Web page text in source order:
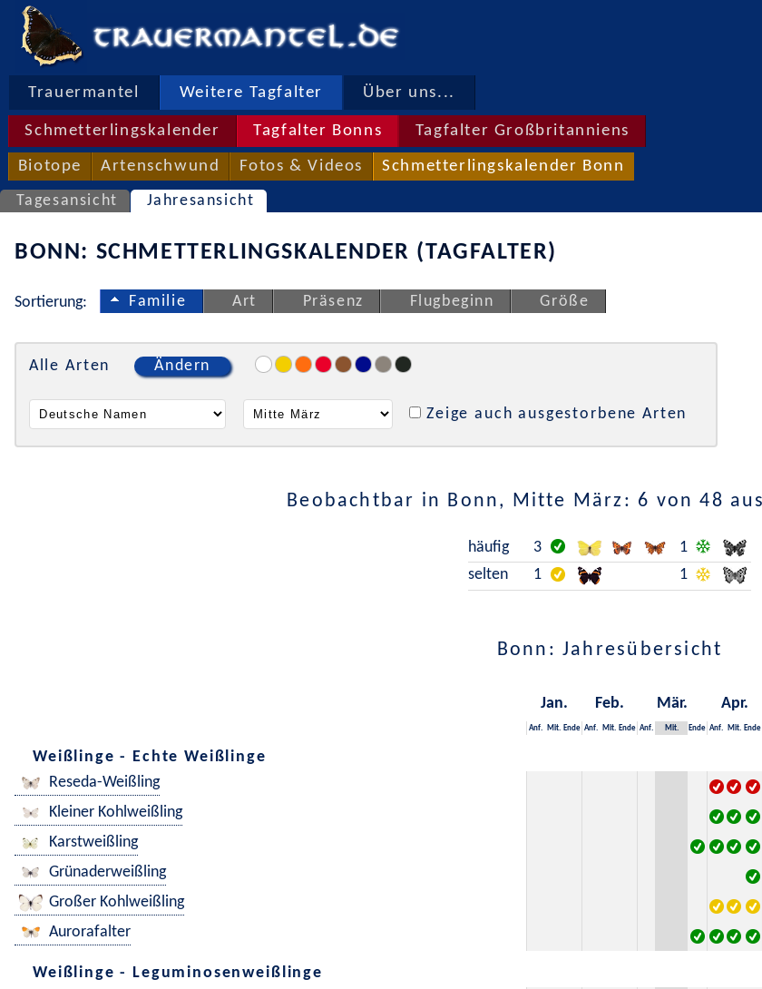
Trauermantel Weitere Tagfalter Über uns...
Schmetterlingskalender Tagfalter Bonns Tagfalter Großbritanniens
Biotope Artenschwund Fotos & Videos Schmetterlingskalender Bonn
Tagesansicht Jahresansicht
BONN: SCHMETTERLINGSKALENDER (TAGFALTER)
Sortierung: Familie Art Präsenz Flugbeginn Größe
Alle Arten Ändern
Zeige auch ausgestorbene Arten
Beobachtbar in Bonn, Mitte März: 6 von 48
häufig 3
1
selten
1 1
Bonn: Jahresübersicht
Jan. Feb. Mär. Apr.
Anf. Mit. Ende Anf. Mit. Ende Anf. Mit. Ende Anf. Mit. Ende
Weißlinge - Echte Weißlinge
Reseda-Weißling
Kleiner Kohlweißling
Karstweißling
Grünaderweißling
Großer Kohlweißling
Aurorafalter
Weißlinge - Leguminosenweißlinge